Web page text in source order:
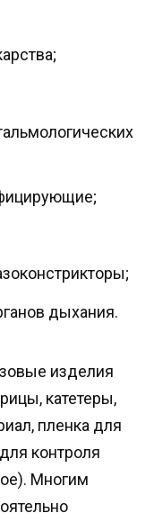
дыхания.
изделия
катетеры,
пленка для
контроля
Многим